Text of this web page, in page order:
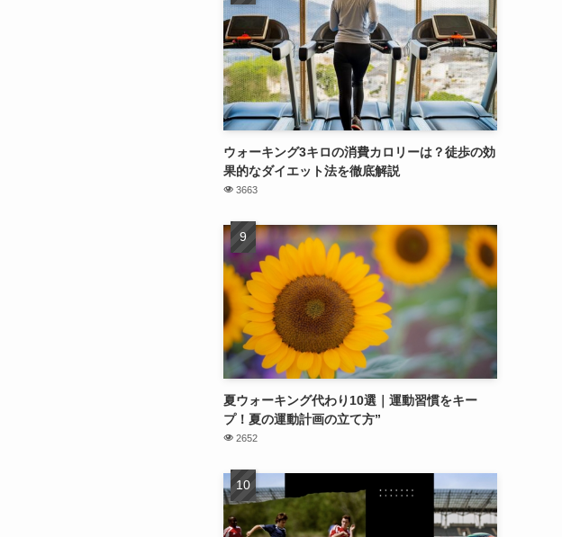
ウォーキング3キロの消費カロリーは？徒歩の効
果的なダイエット法を徹底解説
3663
夏ウォーキング代わり10選｜運動習慣をキー
プ！夏の運動計画の立て方”
2652